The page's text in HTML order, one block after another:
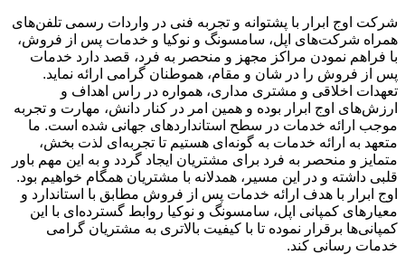
شرکت اوج ابرار با پشتوانه و تجربه فنی در واردات رسمی تلفن‌های
همراه شرکت‌های اپل، سامسونگ و نوکیا و خدمات پس از فروش،
با فراهم نمودن مراکز مجهز و منحصر به فرد، قصد دارد خدمات
پس از فروش را در شان و مقام، هموطنان گرامی ارائه نماید.
تعهدات اخلاقی و مشتری مداری، همواره در راس اهداف و
ارزش‌های اوج ابرار بوده و همین امر در کنار دانش، مهارت و تجربه
موجب ارائه خدمات در سطح استاندارد‌های جهانی شده است. ما
متعهد به ارائه خدمات به گونه‌ای هستیم تا تجربه‌ای لذت بخش،
متمایز و منحصر به فرد برای مشتریان ایجاد گردد و به این مهم باور
قلبی داشته و در این مسیر، همدلانه با مشتریان همگام خواهیم بود.
اوج ابرار با هدف ارائه خدمات پس از فروش مطابق با استاندارد و
معیارهای کمپانی اپل، سامسونگ و نوکیا روابط گسترده‌ای با این
کمپانی‌ها برقرار نموده تا با کیفیت بالاتری به مشتریان گرامی
خدمات رسانی کند.